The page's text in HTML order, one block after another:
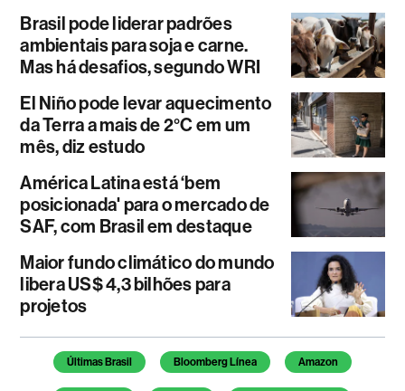
Brasil pode liderar padrões
ambientais para soja e carne.
Mas há desafios, segundo WRI
El Niño pode levar aquecimento
da Terra a mais de 2°C em um
mês, diz estudo
América Latina está ‘bem
posicionada' para o mercado de
SAF, com Brasil em destaque
Maior fundo climático do mundo
libera US$ 4,3 bilhões para
projetos
Temas deste artigo
Últimas Brasil Bloomberg Línea Amazon